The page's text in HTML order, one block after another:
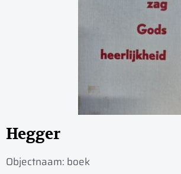
Hegger
Objectnaam: boek